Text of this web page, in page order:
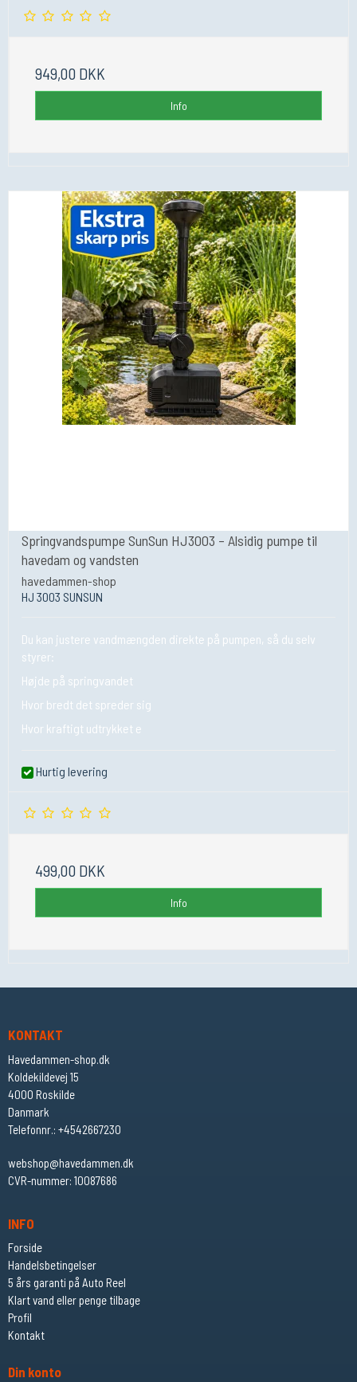
949,00 DKK
Info
Springvandspumpe SunSun HJ3003 – Alsidig pumpe til
havedam og vandsten
havedammen-shop
HJ 3003 SUNSUN
Du kan justere vandmængden direkte på pumpen, så du selv
styrer:
Højde på springvandet
Hvor bredt det spreder sig
Hvor kraftigt udtrykket e
Hurtig levering
499,00 DKK
Info
KONTAKT
Havedammen-shop.dk
Koldekildevej 15
4000 Roskilde
Danmark
Telefonnr.: +4542667230
webshop@havedammen.dk
CVR-nummer: 10087686
INFO
Forside
Handelsbetingelser
5 års garanti på Auto Reel
Klart vand eller penge tilbage
Profil
Kontakt
Din konto